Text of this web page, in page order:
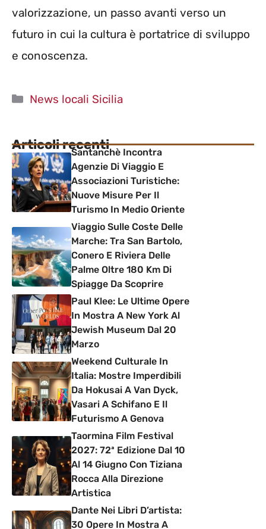
valorizzazione, un passo avanti verso un
futuro in cui la cultura è portatrice di sviluppo
e conoscenza.
Categorie
News locali Sicilia
Articoli recentiSantanchè Incontra
Agenzie Di Viaggio E
Associazioni Turistiche:
Nuove Misure Per Il
Turismo In Medio Oriente
Viaggio Sulle Coste Delle
Marche: Tra San Bartolo,
Conero E Riviera Delle
Palme Oltre 180 Km Di
Spiagge Da Scoprire
Paul Klee: Le Ultime Opere
In Mostra A New York Al
Jewish Museum Dal 20
Marzo
Weekend Culturale In
Italia: Mostre Imperdibili
Da Hokusai A Van Dyck,
Vasari A Schifano E Il
Futurismo A Genova
Taormina Film Festival
2027: 72ª Edizione Dal 10
Al 14 Giugno Con Tiziana
Rocca Alla Direzione
Artistica
Dante Nei Libri D’artista:
30 Opere In Mostra A